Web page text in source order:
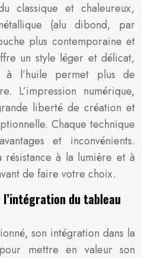
classique et chaleureux,
(alu dibond, par
plus contemporaine et
un style léger et délicat,
l’huile permet plus de
L’impression numérique,
liberté de création et
Chaque technique
et inconvénients.
résistance à la lumière et à
de faire votre choix.
du tableau
son intégration dans la
mettre en valeur son